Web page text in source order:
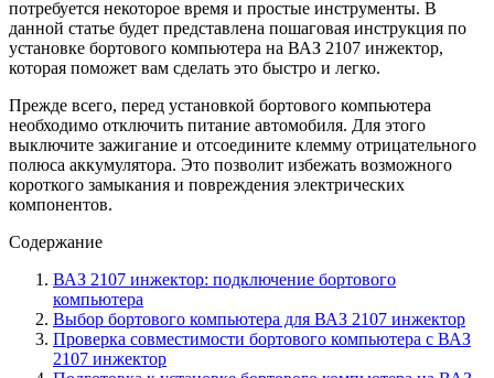
потребуется некоторое время и простые инструменты. В
данной статье будет представлена пошаговая инструкция по
установке бортового компьютера на ВАЗ 2107 инжектор,
которая поможет вам сделать это быстро и легко.
Прежде всего, перед установкой бортового компьютера
необходимо отключить питание автомобиля. Для этого
выключите зажигание и отсоедините клемму отрицательного
полюса аккумулятора. Это позволит избежать возможного
короткого замыкания и повреждения электрических
компонентов.
Содержание
ВАЗ 2107 инжектор: подключение бортового
компьютера
Выбор бортового компьютера для ВАЗ 2107 инжектор
Проверка совместимости бортового компьютера с ВАЗ
2107 инжектор